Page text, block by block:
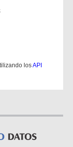
losAPI